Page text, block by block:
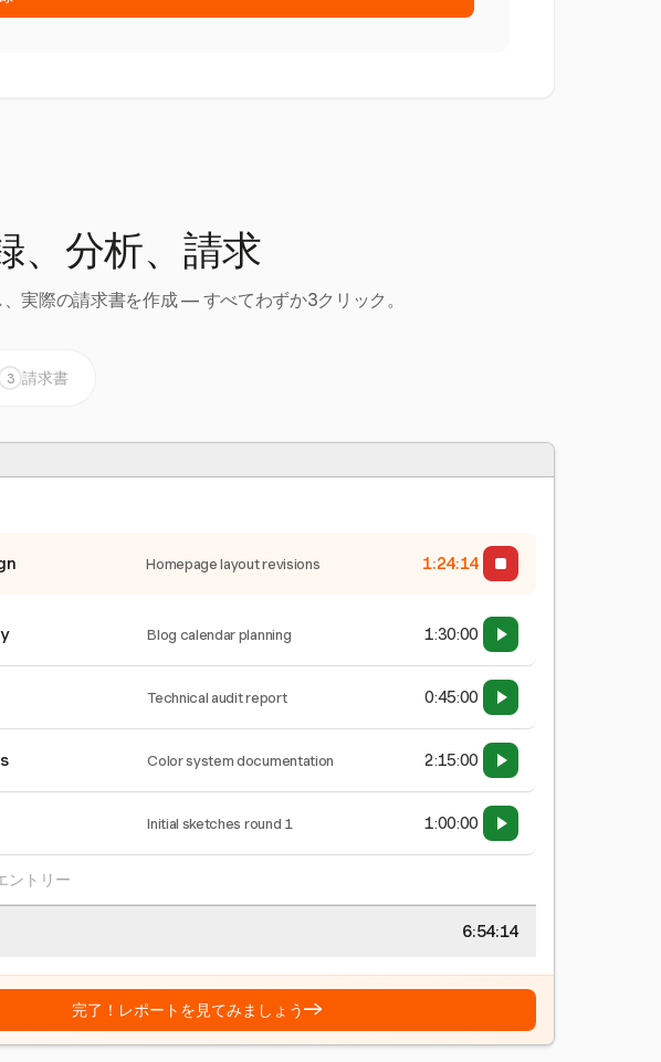
、分析、請求
実際の請求書を作成 — すべてわずか3クリック。
3 請求書
Homepage layout revisions 1:24:15
Blog calendar planning 1:30:00
Technical audit report 0:45:00
Color system documentation 2:15:00
Initial sketches round 1 1:00:00
ントリー
6:54:15
完了！レポートを見てみましょう→